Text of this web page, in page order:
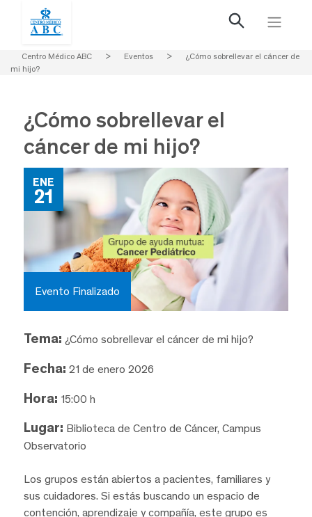
Centro Médico ABC > Eventos >
¿Cómo sobrellevar el cáncer de
mi hijo?
¿Cómo sobrellevar el
cáncer de mi hijo?
ENE
21
Evento Finalizado
Tema: ¿Cómo sobrellevar el cáncer de mi hijo?
Fecha: 21 de enero 2026
Hora: 15:00 h
Lugar: Biblioteca de Centro de Cáncer, Campus
Observatorio
Los grupos están abiertos a pacientes, familiares y
sus cuidadores. Si estás buscando un espacio de
contención, aprendizaje y compañía, este grupo es